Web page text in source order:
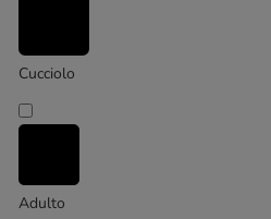
Cucciolo
Adulto